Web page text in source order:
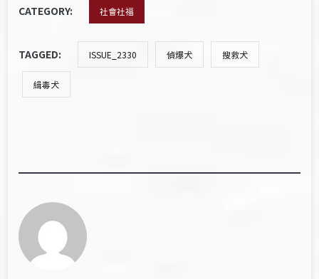
CATEGORY: 社會社福
TAGGED: ISSUE_2330 偵爆犬 搜救犬
緝毒犬